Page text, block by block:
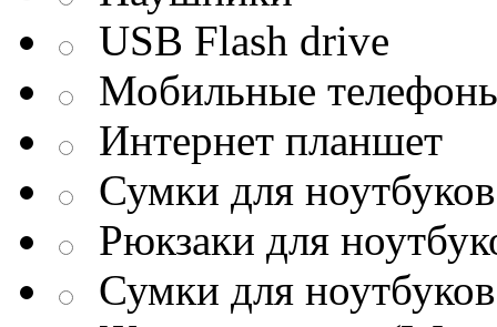
USB Flash drive
Мобильные
Интернет планшет
Сумки для
Рюкзаки для
Сумки для